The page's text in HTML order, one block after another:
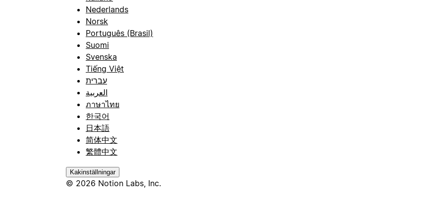
Nederlands
Norsk
Português (Brasil)
Suomi
Svenska
Tiếng Việt
עברית
العربية
ภาษาไทย
한국어
日本語
简体中文
繁體中文
Kakinställningar
© 2026 Notion Labs, Inc.